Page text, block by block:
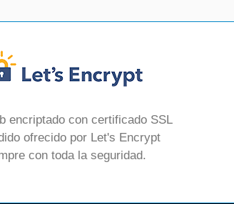
encriptado con certificado SSL
ofrecido por Let's Encrypt
con toda la seguridad.